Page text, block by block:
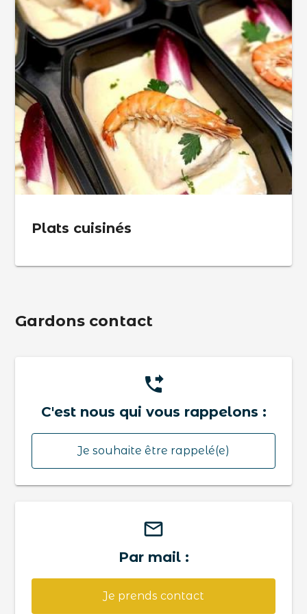
Plats cuisinés
Gardons contact
phone_forwarded
C'est nous qui vous rappelons :
Je souhaite être rappelé(e)
mail_outline
Par mail :
Je prends contact